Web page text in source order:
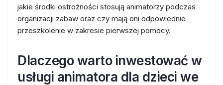
jakie środki ostrożności stosują animatorzy podczas
organizacji zabaw oraz czy mają oni odpowiednie
przeszkolenie w zakresie pierwszej pomocy.
Dlaczego warto inwestować w
usługi animatora dla dzieci we